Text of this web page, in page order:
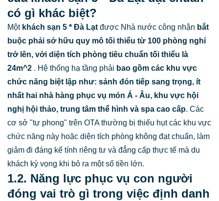
có gì khác biệt?
Một khách sạn 5 * Đà Lạt được Nhà nước công nhận bắt
buộc phải sở hữu quy mô tối thiểu từ 100 phòng nghỉ
trở lên, với diện tích phòng tiêu chuẩn tối thiểu là
24m^2 . Hệ thống hạ tầng phải bao gồm các khu vực
chức năng biệt lập như: sảnh đón tiếp sang trọng, ít
nhất hai nhà hàng phục vụ món Á - Âu, khu vực hội
nghị hội thảo, trung tâm thể hình và spa cao cấp. Các
cơ sở "tự phong" trên OTA thường bị thiếu hụt các khu vực
chức năng này hoặc diện tích phòng không đạt chuẩn, làm
giảm đi đáng kể tính riêng tư và đẳng cấp thực tế mà du
khách kỳ vọng khi bỏ ra một số tiền lớn.
1.2. Năng lực phục vụ con người
đóng vai trò gì trong việc định danh